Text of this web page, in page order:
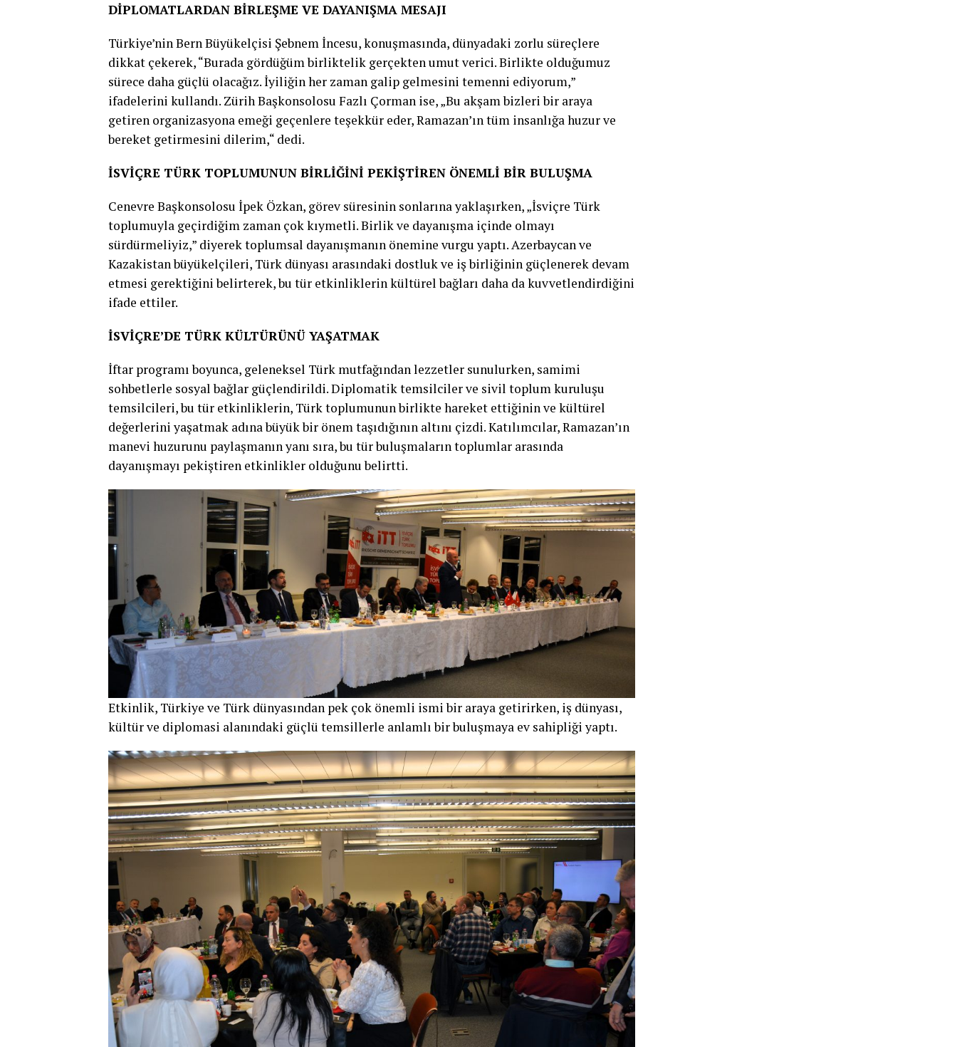
DİPLOMATLARDAN BİRLEŞME VE DAYANIŞMA MESAJI
Türkiye’nin Bern Büyükelçisi Şebnem İncesu, konuşmasında, dünyadaki zorlu süreçlere
dikkat çekerek, “Burada gördüğüm birliktelik gerçekten umut verici. Birlikte olduğumuz
sürece daha güçlü olacağız. İyiliğin her zaman galip gelmesini temenni ediyorum,”
ifadelerini kullandı. Zürih Başkonsolosu Fazlı Çorman ise, „Bu akşam bizleri bir araya
getiren organizasyona emeği geçenlere teşekkür eder, Ramazan’ın tüm insanlığa huzur ve
bereket getirmesini dilerim,“ dedi.
İSVİÇRE TÜRK TOPLUMUNUN BİRLİĞİNİ PEKİŞTİREN ÖNEMLİ BİR BULUŞMA
Cenevre Başkonsolosu İpek Özkan, görev süresinin sonlarına yaklaşırken, „İsviçre Türk
toplumuyla geçirdiğim zaman çok kıymetli. Birlik ve dayanışma içinde olmayı
sürdürmeliyiz,” diyerek toplumsal dayanışmanın önemine vurgu yaptı. Azerbaycan ve
Kazakistan büyükelçileri, Türk dünyası arasındaki dostluk ve iş birliğinin güçlenerek devam
etmesi gerektiğini belirterek, bu tür etkinliklerin kültürel bağları daha da kuvvetlendirdiğini
ifade ettiler.
İSVİÇRE’DE TÜRK KÜLTÜRÜNÜ YAŞATMAK
İftar programı boyunca, geleneksel Türk mutfağından lezzetler sunulurken, samimi
sohbetlerle sosyal bağlar güçlendirildi. Diplomatik temsilciler ve sivil toplum kuruluşu
temsilcileri, bu tür etkinliklerin, Türk toplumunun birlikte hareket ettiğinin ve kültürel
değerlerini yaşatmak adına büyük bir önem taşıdığının altını çizdi. Katılımcılar, Ramazan’ın
manevi huzurunu paylaşmanın yanı sıra, bu tür buluşmaların toplumlar arasında
dayanışmayı pekiştiren etkinlikler olduğunu belirtti.
Etkinlik, Türkiye ve Türk dünyasından pek çok önemli ismi bir araya getirirken, iş dünyası,
kültür ve diplomasi alanındaki güçlü temsillerle anlamlı bir buluşmaya ev sahipliği yaptı.